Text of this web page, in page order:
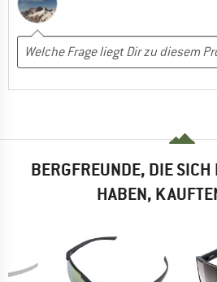
BERGFREUNDE, DIE SICH
HABEN,